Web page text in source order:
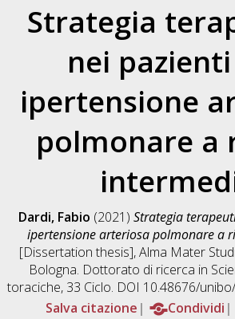
Strategia
nei
ipertensione
polmonare a
Dardi, Fabio (2021) Strategia
ipertensione arteriosa polmonare a
[Dissertation thesis], Alma Mater
Bologna. Dottorato di ricerca in
toraciche, 33 Ciclo. DOI 10.48676/
Salva citazione
Condividi